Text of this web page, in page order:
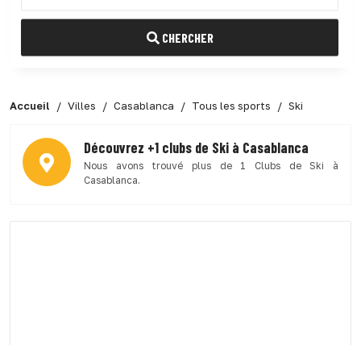
CHERCHER
Accueil Villes Casablanca Tous les sports Ski
Découvrez +1 clubs de Ski à Casablanca
Nous avons trouvé plus de 1 Clubs de Ski à
Casablanca.